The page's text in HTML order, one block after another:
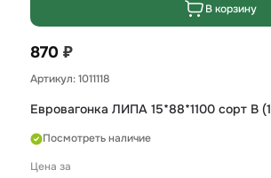
В корзину
870 ₽
Артикул: 1011118
Евровагонка ЛИПА 15*88*1100 сорт B
Посмотреть наличие
Цена за